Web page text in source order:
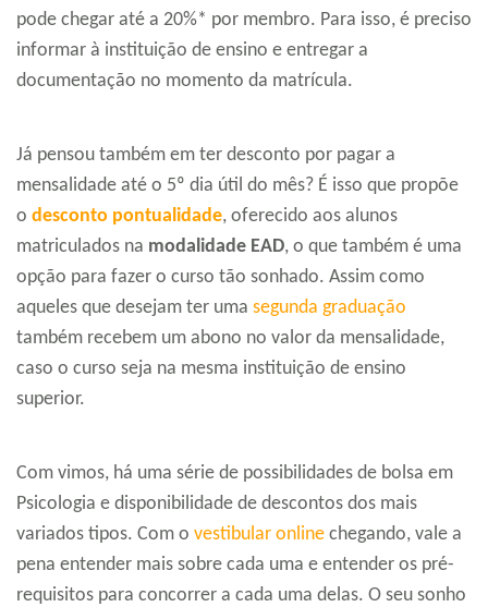
pode chegar até a 20%* por membro. Para isso, é preciso
informar à instituição de ensino e entregar a
documentação no momento da matrícula.
Já pensou também em ter desconto por pagar a
mensalidade até o 5º dia útil do mês? É isso que propõe
o desconto pontualidade, oferecido aos alunos
matriculados na modalidade EAD, o que também é uma
opção para fazer o curso tão sonhado. Assim como
aqueles que desejam ter uma segunda graduação
também recebem um abono no valor da mensalidade,
caso o curso seja na mesma instituição de ensino
superior.
Com vimos, há uma série de possibilidades de bolsa em
Psicologia e disponibilidade de descontos dos mais
variados tipos. Com o vestibular online chegando, vale a
pena entender mais sobre cada uma e entender os pré-
requisitos para concorrer a cada uma delas. O seu sonho